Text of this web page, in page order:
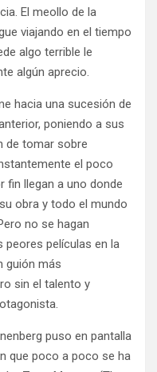
El meollo de la
viajando en el tiempo
algo terrible le
algún aprecio.
hacia una sucesión de
poniendo a sus
de tomar sobre
el poco
fin llegan a uno donde
obra y todo el mundo
no se hagan
peores películas en la
guión más
sin el talento y
puso en pantalla
que poco a poco se ha